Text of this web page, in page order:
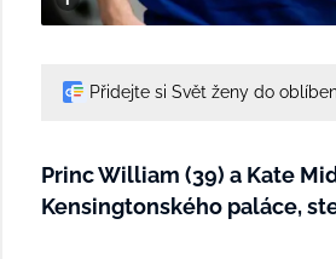
Přidejte si Svět ženy do
Princ William (39) a Kate
Kensingtonského paláce,